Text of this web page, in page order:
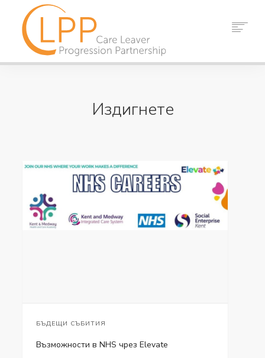
ТЪРСЕНЕ
Издигнете
БЪДЕЩИ СЪБИТИЯ
Възможности в NHS чрез Elevate